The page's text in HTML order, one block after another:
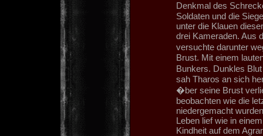
Denkmal des
Soldaten und die
unter die Klauen
drei Kameraden. Aus
versuchte darunter
Brust. Mit einem
Bunkers. Dunkles
sah Tharos an sich
�ber seine Brust
beobachten wie die
niedergemacht
Leben lief wie in
Kindheit auf dem